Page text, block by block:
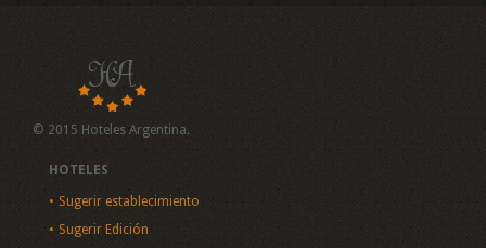
© 2015 Hoteles Argentina.
HOTELES
Sugerir establecimiento
Sugerir Edición